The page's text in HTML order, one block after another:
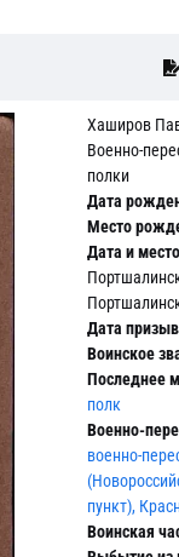
Хаширов
Военно-
полки
Дата
Место
Дата и
Дата
Воинское
Последнее
полк
Военно-
военно-
пункт),
Воинская